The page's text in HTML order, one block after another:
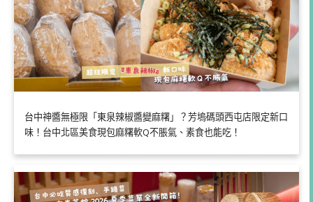
台中神醬無極限「東泉辣椒醬變麻糬」？芳塢碼頭西屯店限定新口
味！台中北區美食現包麻糬軟Q不脹氣、素食也能吃！